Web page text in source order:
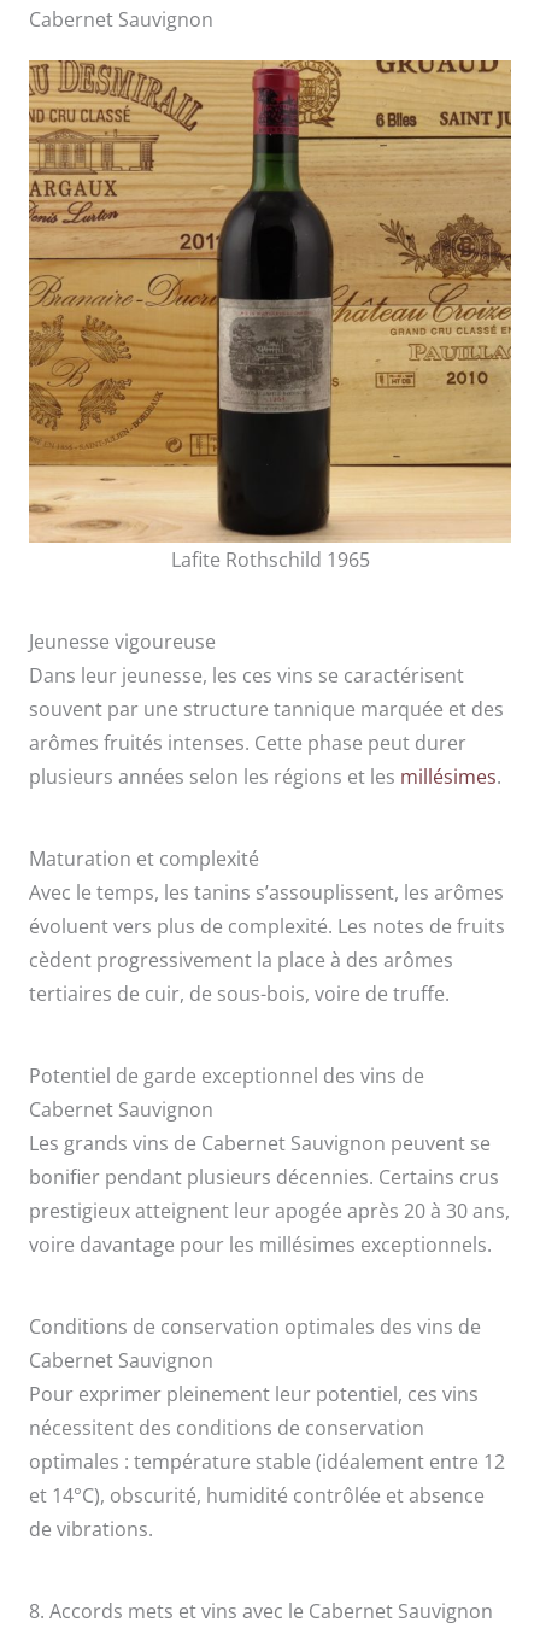
Cabernet Sauvignon
Lafite Rothschild 1965
Jeunesse vigoureuse
Dans leur jeunesse, les ces vins se caractérisent
souvent par une structure tannique marquée et des
arômes fruités intenses. Cette phase peut durer
plusieurs années selon les régions et les millésimes.
Maturation et complexité
Avec le temps, les tanins s’assouplissent, les arômes
évoluent vers plus de complexité. Les notes de fruits
cèdent progressivement la place à des arômes
tertiaires de cuir, de sous-bois, voire de truffe.
Potentiel de garde exceptionnel des vins de
Cabernet Sauvignon
Les grands vins de Cabernet Sauvignon peuvent se
bonifier pendant plusieurs décennies. Certains crus
prestigieux atteignent leur apogée après 20 à 30 ans,
voire davantage pour les millésimes exceptionnels.
Conditions de conservation optimales des vins de
Cabernet Sauvignon
Pour exprimer pleinement leur potentiel, ces vins
nécessitent des conditions de conservation
optimales : température stable (idéalement entre 12
et 14°C), obscurité, humidité contrôlée et absence
de vibrations.
8. Accords mets et vins avec le Cabernet Sauvignon